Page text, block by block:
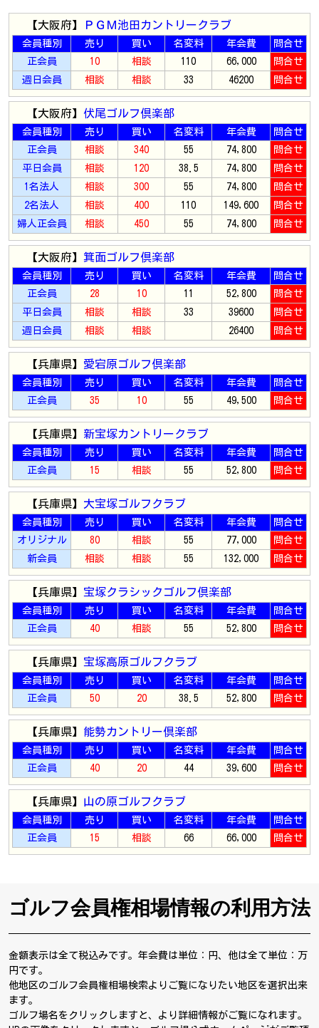
【大阪府】 ＰＧＭ池田カントリークラブ
会員種別 売り 買い 名変料 年会費
問合せ
正会員
10 相談 110 66,000
問合せ
週日会員
相談 相談 33 46200 問合せ
【大阪府】 伏尾ゴルフ倶楽部
会員種別 売り 買い 名変料 年会費
問合せ
正会員
相談 340 55 74,800
問合せ
平日会員
相談 120 38.5 74,800
問合せ
1名法人
相談 300 55 74,800
問合せ
2名法人
相談 400 110 149,600
問合せ
婦人正会員
相談 450 55 74,800 問合せ
【大阪府】 箕面ゴルフ倶楽部
会員種別 売り 買い 名変料 年会費
問合せ
正会員
28 10 11 52,800
問合せ
平日会員
相談 相談 33 39600
問合せ
週日会員
相談 相談 26400 問合せ
【兵庫県】 愛宕原ゴルフ倶楽部
会員種別 売り 買い 名変料 年会費
問合せ
正会員
35 10 55 49,500 問合せ
【兵庫県】 新宝塚カントリークラブ
会員種別 売り 買い 名変料 年会費
問合せ
正会員
15 相談 55 52,800 問合せ
【兵庫県】 大宝塚ゴルフクラブ
会員種別 売り 買い 名変料 年会費
問合せ
オリジナル
80 相談 55 77,000
問合せ
新会員
相談 相談 55 132,000 問合せ
【兵庫県】 宝塚クラシックゴルフ倶楽部
会員種別 売り 買い 名変料 年会費
問合せ
正会員
40 相談 55 52,800 問合せ
【兵庫県】 宝塚高原ゴルフクラブ
会員種別 売り 買い 名変料 年会費
問合せ
正会員
50 20 38.5 52,800 問合せ
【兵庫県】 能勢カントリー倶楽部
会員種別 売り 買い 名変料 年会費
問合せ
正会員
40 20 44 39,600 問合せ
【兵庫県】 山の原ゴルフクラブ
会員種別 売り 買い 名変料 年会費
問合せ
正会員
15 相談 66 66,000 問合せ
ゴルフ会員権相場情報の利用方法
金額表示は全て税込みです。年会費は単位：円、他は全て単位：万
円です。
他地区のゴルフ会員権相場検索よりご覧になりたい地区を選択出来
ます。
ゴルフ場名をクリックしますと、より詳細情報がご覧になれます。